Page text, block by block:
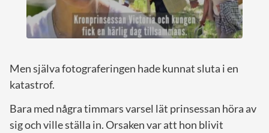
Men själva fotograferingen hade kunnat sluta i en
katastrof.
Bara med några timmars varsel lät prinsessan höra av
sig och ville ställa in. Orsaken var att hon blivit